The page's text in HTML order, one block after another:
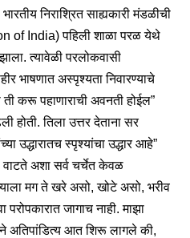
निराश्रित साह्यकारी मंडळीची
of India) पहिली शाळा परळ येथे
त्यावेळी परलोकवासी
भाषणात अस्पृश्यता निवारण्याचे
करू पहाणाराची अवनती होईल”
होती. तिला उत्तर देताना सर
उद्धारातच स्पृश्यांचा उद्धार आहे”
अशा सर्व चर्चेत केवळ
मग ते खरे असो, खोटे असो, भरीव
जागाच नाही. माझा
अतिपांडित्य आत शिरू लागले की,